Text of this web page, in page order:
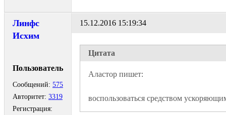
Линфс
Исхим
Пользователь
Сообщений: 575
Авторитет: 3319
Регистрация:
15.12.2016 15:19:34
Цитата
воспользоваться средством